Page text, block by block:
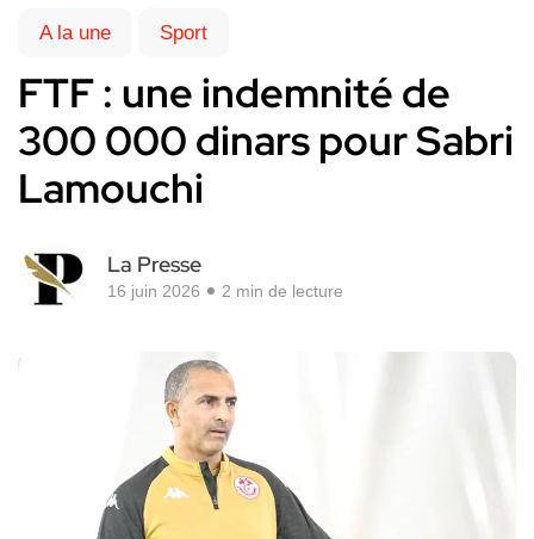
A la une Sport
FTF : une indemnité de
300 000 dinars pour Sabri
Lamouchi
La Presse
16 juin 2026 2 min de lecture